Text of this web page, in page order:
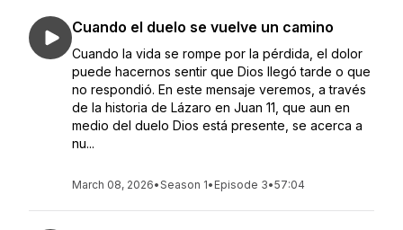
Cuando el duelo se vuelve un camino
Cuando la vida se rompe por la pérdida, el dolor
puede hacernos sentir que Dios llegó tarde o que
no respondió. En este mensaje veremos, a través
de la historia de Lázaro en Juan 11, que aun en
medio del duelo Dios está presente, se acerca a
nu...
March 08, 2026•Season 1• Episode 3•57:04